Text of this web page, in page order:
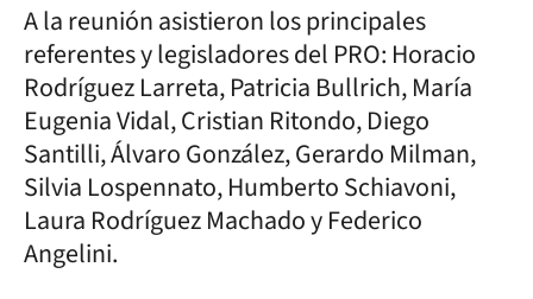
A la reunión asistieron los principales
referentes y legisladores del PRO: Horacio
Rodríguez Larreta, Patricia Bullrich, María
Eugenia Vidal, Cristian Ritondo, Diego
Santilli, Álvaro González, Gerardo Milman,
Silvia Lospennato, Humberto Schiavoni,
Laura Rodríguez Machado y Federico
Angelini.